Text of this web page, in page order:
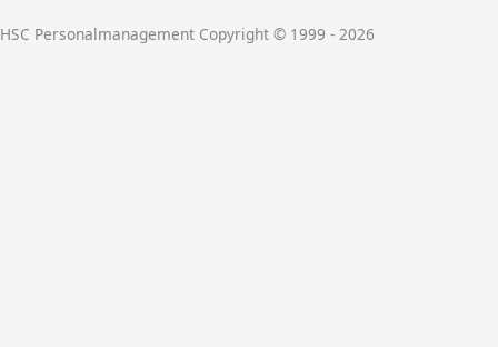
HSC Personalmanagement Copyright © 1999 - 2026